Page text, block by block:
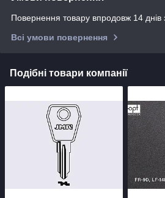
Повернення товару впродовж 14 днів
Всі умови повернення
Подібні товари компанії